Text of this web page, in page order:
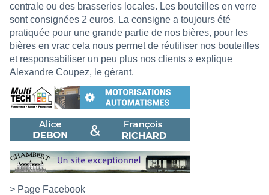
centrale ou des brasseries locales. Les bouteilles en verre
sont consignées 2 euros. La consigne a toujours été
pratiquée pour une grande partie de nos bières, pour les
bières en vrac cela nous permet de réutiliser nos bouteilles
et responsabiliser un peu plus nos clients » explique
Alexandre Coupez, le gérant.
> Page Facebook